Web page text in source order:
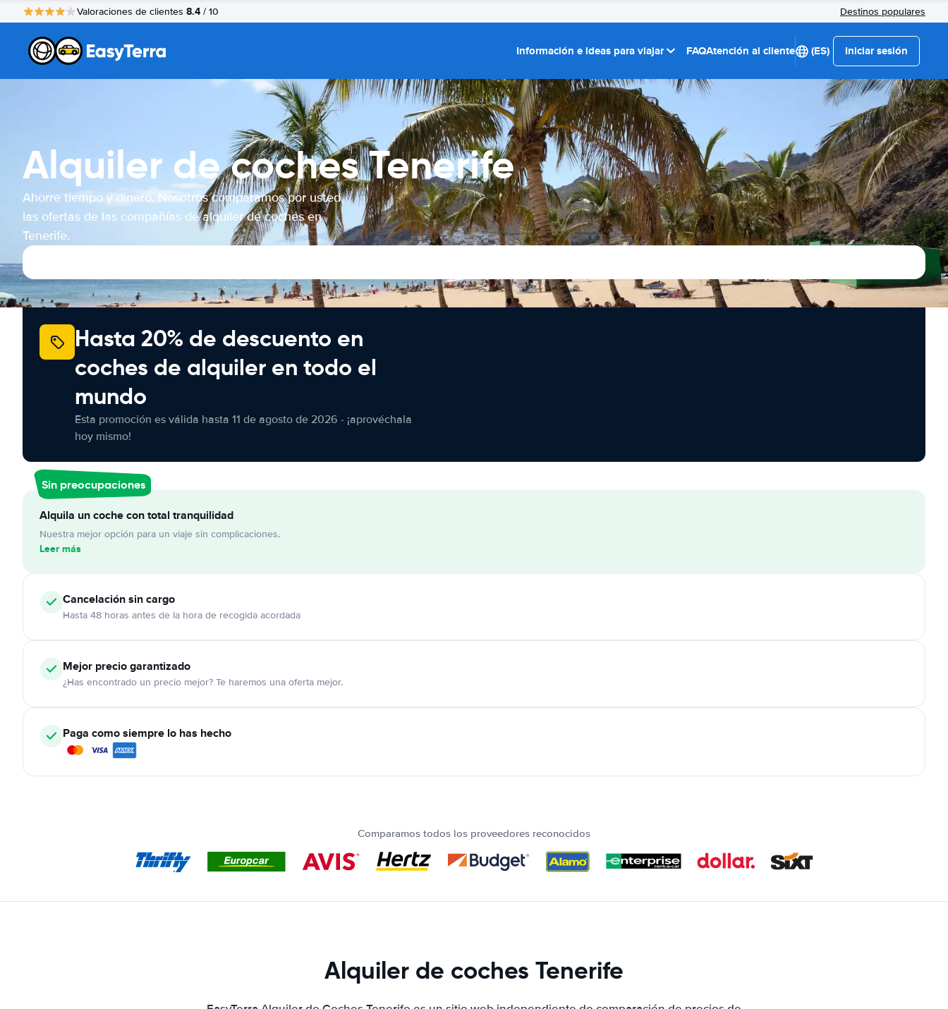
Valoraciones de clientes 8.4 / 10 Destinos populares
Información e ideas para viajar FAQAtención al cliente (ES) Iniciar sesión
Alquiler de coches Tenerife
Ahorre tiempo y dinero. Nosotros comparamos por usted
las ofertas de las compañías de alquiler de coches en
Tenerife.
Hasta 20% de descuento en
coches de alquiler en todo el
mundo
Esta promoción es válida hasta 11 de agosto de 2026 - ¡aprovéchala
hoy mismo!
Sin preocupaciones
Alquila un coche con total tranquilidad
Nuestra mejor opción para un viaje sin complicaciones.
Leer más
Cancelaciónsin cargo
Hasta 48 horas antes de la hora de recogida acordada
Mejor precio garantizado
¿Has encontrado un precio mejor? Te haremos una oferta mejor.
Paga como siempre lo has hecho
Comparamos todos los proveedores reconocidos
Alquiler de coches Tenerife